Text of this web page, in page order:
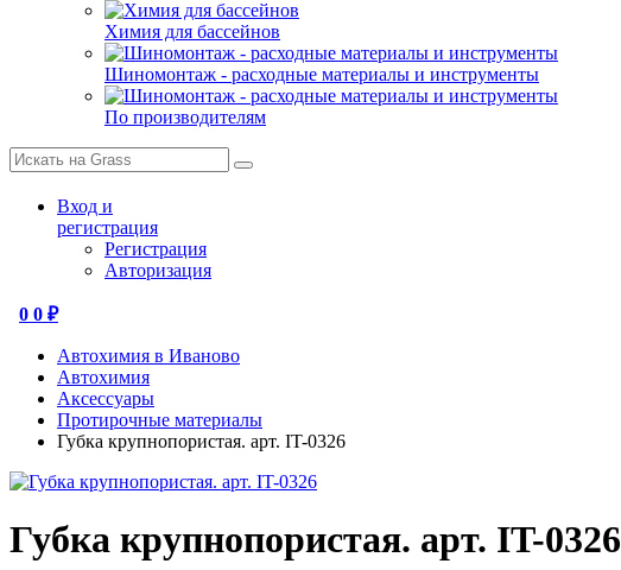
Химия для бассейнов
Шиномонтаж - расходные материалы и инструменты
По производителям
Вход и
регистрация
Регистрация
Авторизация
0 0 ₽
Автохимия в Иваново
Автохимия
Аксессуары
Протирочные материалы
Губка крупнопористая. арт. IT-0326
Губка крупнопористая. арт. IT-0326